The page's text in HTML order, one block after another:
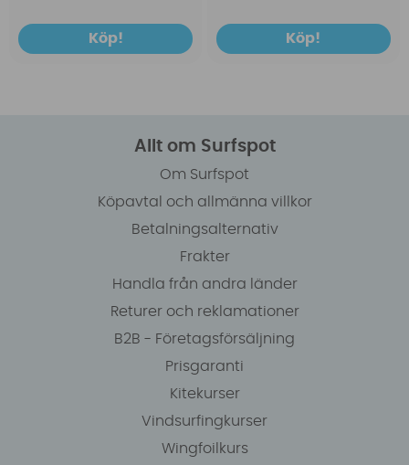
Köp! Köp!
Allt om Surfspot
Om Surfspot
Köpavtal och allmänna villkor
Betalningsalternativ
Frakter
Handla från andra länder
Returer och reklamationer
B2B - Företagsförsäljning
Prisgaranti
Kitekurser
Vindsurfingkurser
Wingfoilkurs